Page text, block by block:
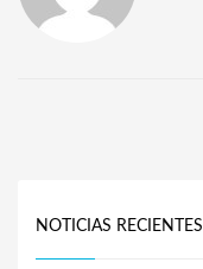
NOTICIAS RECIENTES